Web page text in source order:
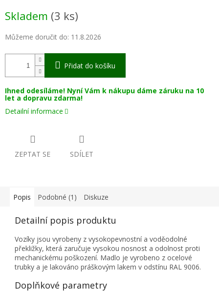
cena:
Skladem (3 ks)
Můžeme doručit do: 11.8.2026
Přidat do košíku
Ihned odesíláme! Nyní Vám k nákupu dáme záruku na 10
let a dopravu zdarma!
Detailní informace
ZEPTAT SE SDÍLET
Popis Podobné (1) Diskuze
Detailní popis produktu
Vozíky jsou vyrobeny z vysokopevnostní a voděodolné
překližky, která zaručuje vysokou nosnost a odolnost proti
mechanickému poškození. Madlo je vyrobeno z ocelové
trubky a je lakováno práškovým lakem v odstínu RAL 9006.
Doplňkové parametry